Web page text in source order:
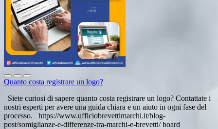
Quanto costa registrare un logo?
Siete curiosi di sapere quanto costa registrare un logo? Contattate i
nostri esperti per avere una guida chiara e un aiuto in ogni fase del
processo. https://www.ufficiobrevettimarchi.it/blog-
post/somiglianze-e-differenze-tra-marchi-e-brevetti/ board